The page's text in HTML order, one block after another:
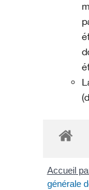
Accueil
générale